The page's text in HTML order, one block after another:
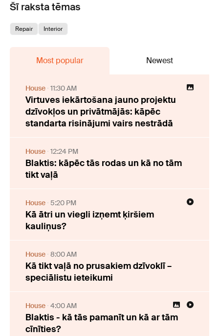
Šī raksta tēmas
Repair Interior
Most popular Newest
House 11:30 AM
Virtuves iekārtošana jauno projektu
dzīvokļos un privātmājās: kāpēc
standarta risinājumi vairs nestrādā
House 12:24 PM
Blaktis: kāpēc tās rodas un kā no tām
tikt vaļā
House 5:20 PM
Kā ātri un viegli izņemt ķiršiem
kauliņus?
House 8:00 AM
Kā tikt vaļā no prusakiem dzīvoklī –
speciālistu ieteikumi
House 4:00 AM
Blaktis - kā tās pamanīt un kā ar tām
cīnīties?